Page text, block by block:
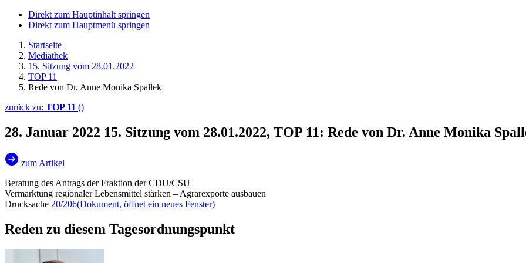
Direkt zum Hauptinhalt springen
Direkt zum Hauptmenü springen
Startseite
Mediathek
15. Sitzung vom 28.01.2022
TOP 11
Rede von Dr. Anne Monika Spallek
zurück zu: TOP 11 ()
28. Januar 2022 15. Sitzung vom 28.01.2022, TOP 11: Rede von Dr. Anne Monika
zum Artikel
Beratung des Antrags der Fraktion der CDU/CSU
Vermarktung regionaler Lebensmittel stärken – Agrarexporte ausbauen
Drucksache 20/206(Dokument, öffnet ein neues Fenster)
Reden zu diesem Tagesordnungspunkt